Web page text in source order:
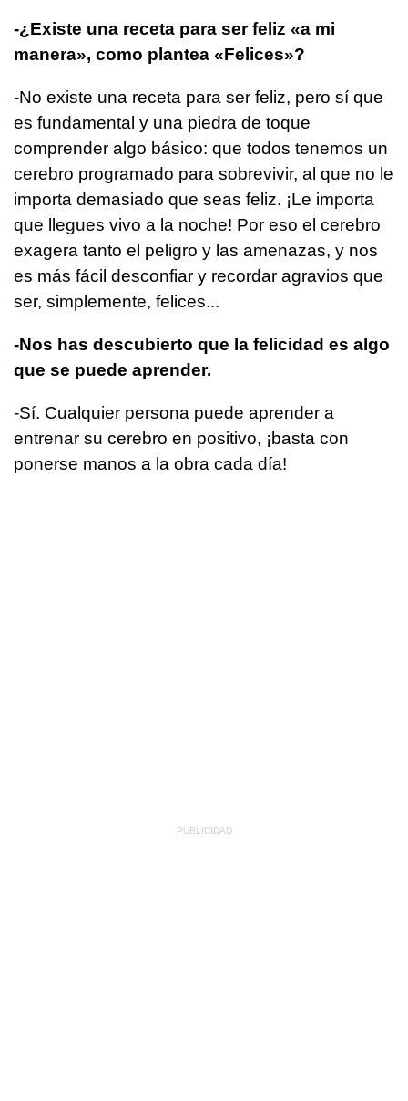
-¿Existe una receta para ser feliz «a mi
manera», como plantea «Felices»?
-No existe una receta para ser feliz, pero sí que
es fundamental y una piedra de toque
comprender algo básico: que todos tenemos un
cerebro programado para sobrevivir, al que no le
importa demasiado que seas feliz. ¡Le importa
que llegues vivo a la noche! Por eso el cerebro
exagera tanto el peligro y las amenazas, y nos
es más fácil desconfiar y recordar agravios que
ser, simplemente, felices...
-Nos has descubierto que la felicidad es algo
que se puede aprender.
-Sí. Cualquier persona puede aprender a
entrenar su cerebro en positivo, ¡basta con
ponerse manos a la obra cada día!